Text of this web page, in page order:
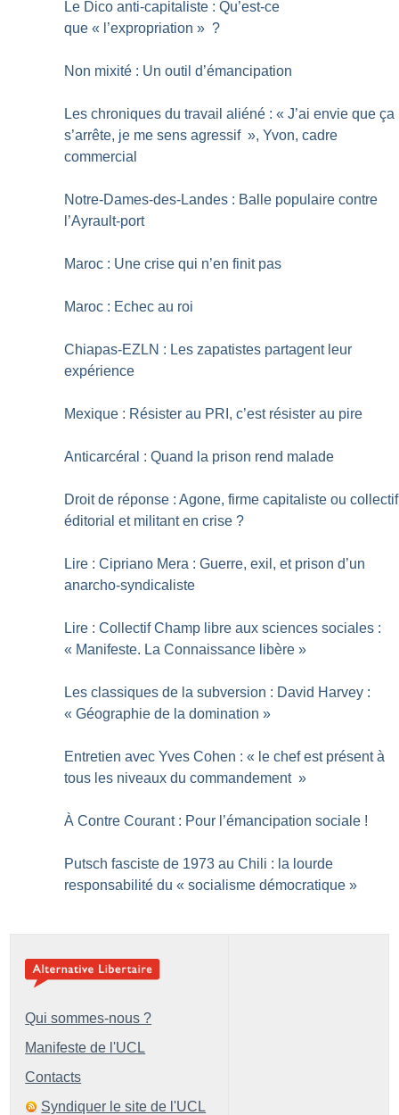
Le Dico anti-capitaliste : Qu’est-ce
que « l’expropriation » ?
Non mixité : Un outil d’émancipation
Les chroniques du travail aliéné : « J’ai envie que ça
s’arrête, je me sens agressif », Yvon, cadre
commercial
Notre-Dames-des-Landes : Balle populaire contre
l’Ayrault-port
Maroc : Une crise qui n’en finit pas
Maroc : Echec au roi
Chiapas-EZLN : Les zapatistes partagent leur
expérience
Mexique : Résister au PRI, c’est résister au pire
Anticarcéral : Quand la prison rend malade
Droit de réponse : Agone, firme capitaliste ou collectif
éditorial et militant en crise ?
Lire : Cipriano Mera : Guerre, exil, et prison d’un
anarcho-syndicaliste
Lire : Collectif Champ libre aux sciences sociales :
« Manifeste. La Connaissance libère »
Les classiques de la subversion : David Harvey :
« Géographie de la domination »
Entretien avec Yves Cohen : « le chef est présent à
tous les niveaux du commandement »
À Contre Courant : Pour l’émancipation sociale !
Putsch fasciste de 1973 au Chili : la lourde
responsabilité du « socialisme démocratique »
Qui sommes-nous ?
Manifeste de l'UCL
Contacts
Syndiquer le site de l'UCL